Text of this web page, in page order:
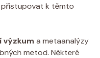
přistupovat k těmto
výzkum a⁢ metaanalýzy
metod. Některé⁣